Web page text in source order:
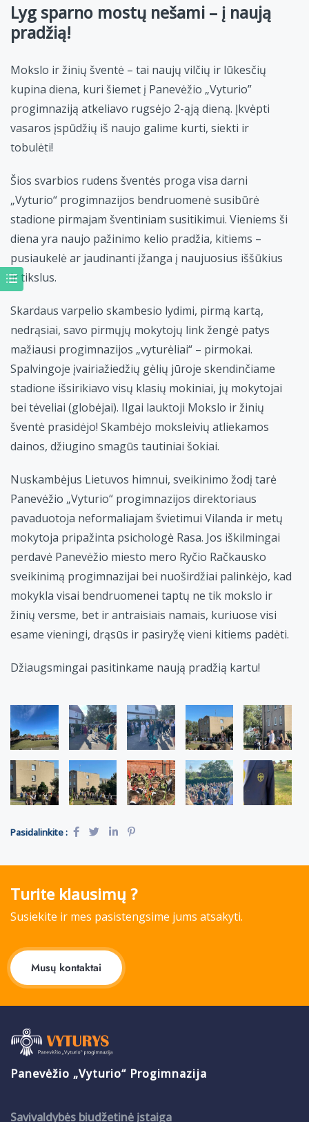
Lyg sparno mostų nešami – į naują
pradžią!
Mokslo ir žinių šventė – tai naujų vilčių ir lūkesčių
kupina diena, kuri šiemet į Panevėžio „Vyturio”
progimnaziją atkeliavo rugsėjo 2-ąją dieną. Įkvėpti
vasaros įspūdžių iš naujo galime kurti, siekti ir
tobulėti!
Šios svarbios rudens šventės proga visa darni
„Vyturio“ progimnazijos bendruomenė susibūrė
stadione pirmajam šventiniam susitikimui. Vieniems ši
diena yra naujo pažinimo kelio pradžia, kitiems –
pusiaukelė ar jaudinanti įžanga į naujuosius iššūkius
ir tikslus.
Skardaus varpelio skambesio lydimi, pirmą kartą,
nedrąsiai, savo pirmųjų mokytojų link žengė patys
mažiausi progimnazijos „vyturėliai“ – pirmokai.
Spalvingoje įvairiažiedžių gėlių jūroje skendinčiame
stadione išsirikiavo visų klasių mokiniai, jų mokytojai
bei tėveliai (globėjai). Ilgai lauktoji Mokslo ir žinių
šventė prasidėjo! Skambėjo moksleivių atliekamos
dainos, džiugino smagūs tautiniai šokiai.
Nuskambėjus Lietuvos himnui, sveikinimo žodį tarė
Panevėžio „Vyturio“ progimnazijos direktoriaus
pavaduotoja neformaliajam švietimui Vilanda ir metų
mokytoja pripažinta psichologė Rasa. Jos iškilmingai
perdavė Panevėžio miesto mero Ryčio Račkausko
sveikinimą progimnazijai bei nuoširdžiai palinkėjo, kad
mokykla visai bendruomenei taptų ne tik mokslo ir
žinių versme, bet ir antraisiais namais, kuriuose visi
esame vieningi, drąsūs ir pasiryžę vieni kitiems padėti.
Džiaugsmingai pasitinkame naują pradžią kartu!
Pasidalinkite :
Turite klausimų ?
Susiekite ir mes pasistengsime jums atsakyti.
Musų kontaktai
Panevėžio „Vyturio“ Progimnazija
Savivaldybės biudžetinė įstaiga